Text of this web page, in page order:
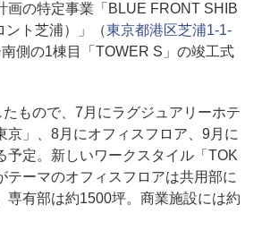
画の特定事業「BLUE FRONT SHIB
ント芝浦）」（東京都港区芝浦1-1-
側の1棟目「TOWER S」の竣工式
もので、7月にラグジュアリーホテ
京」、8月にオフィスフロア、9月に
予定。新しいワークスタイル「TOK
テーマのオフィスフロアは共用部に
専有部は約1500坪。商業施設には約